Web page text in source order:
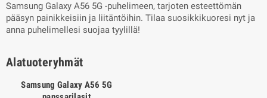
Samsung Galaxy A56 5G -puhelimeen, tarjoten esteettömän
pääsyn painikkeisiin ja liitäntöihin. Tilaa suosikkikuoresi nyt ja
anna puhelimellesi suojaa tyylillä!
Alatuoteryhmät
Samsung Galaxy A56 5G